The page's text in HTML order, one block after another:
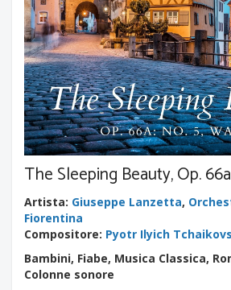
The Sleeping Beauty, Op.
Artista: Giuseppe Lanzetta,
Fiorentina
Compositore: Pyotr Ilyich
Bambini, Fiabe, Musica Classica,
Colonne sonore